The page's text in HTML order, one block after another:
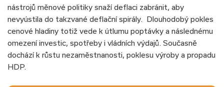
nástrojů měnové politiky snaží deflaci zabránit, aby
nevyústila do takzvané deflační spirály. Dlouhodobý pokles
cenové hladiny totiž vede k útlumu poptávky a následnému
omezení investic, spotřeby i vládních výdajů. Současně
dochází k růstu nezaměstnanosti, poklesu výroby a propadu
HDP.